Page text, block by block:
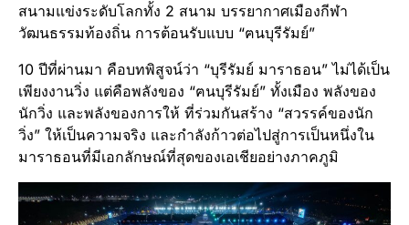
สนามแข่งระดับโลกทั้ง 2 สนาม บรรยากาศเมืองกีฬา
วัฒนธรรมท้องถิ่น การต้อนรับแบบ “ฅนบุรีรัมย์”
10 ปีที่ผ่านมา คือบทพิสูจน์ว่า “บุรีรัมย์ มาราธอน” ไม่ได้เป็น
เพียงงานวิ่ง แต่คือพลังของ “ฅนบุรีรัมย์” ทั้งเมือง พลังของ
นักวิ่ง และพลังของการให้ ที่ร่วมกันสร้าง “สวรรค์ของนัก
วิ่ง” ให้เป็นความจริง และกำลังก้าวต่อไปสู่การเป็นหนึ่งใน
มาราธอนที่มีเอกลักษณ์ที่สุดของเอเชียอย่างภาคภูมิ